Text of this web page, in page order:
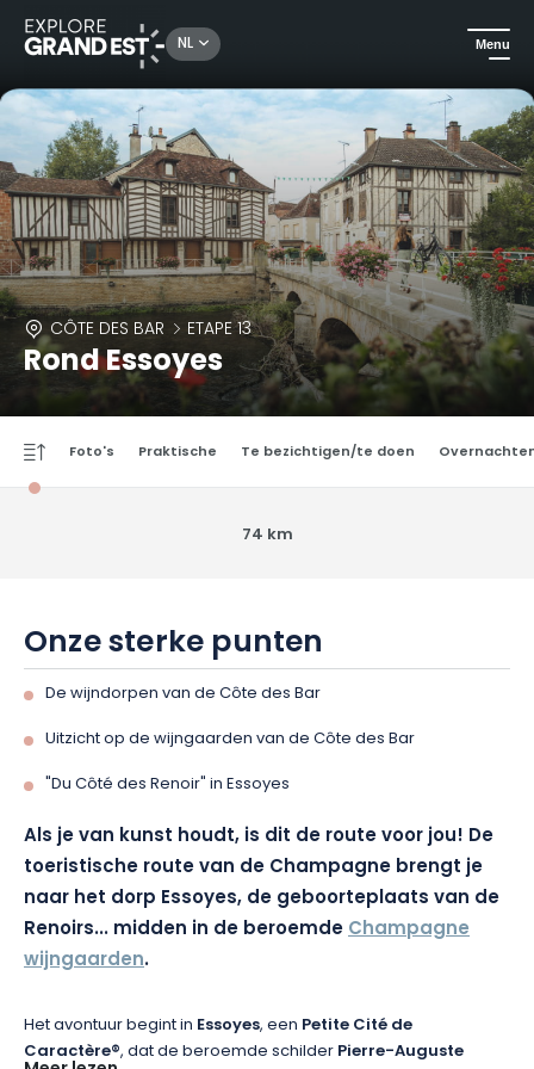
NL Menu
CÔTE DES BAR ETAPE 13
Rond Essoyes
Foto's Praktische Te bezichtigen/te doen
74 km
Onze sterke punten
De wijndorpen van de Côte des Bar
Uitzicht op de wijngaarden van de Côte des Bar
"Du Côté des Renoir" in Essoyes
Als je van kunst houdt, is dit de route voor jou! De
toeristische route van de Champagne brengt je
naar het dorp Essoyes, de geboorteplaats van de
Renoirs... midden in de beroemdeChampagne
wijngaarden.
Het avontuur begint in Essoyes, een Petite Cité de
Caractère®, dat de beroemde schilderPierre-Auguste